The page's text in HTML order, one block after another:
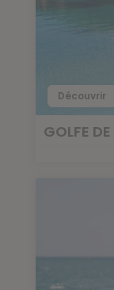
Découvrir
GOLFE